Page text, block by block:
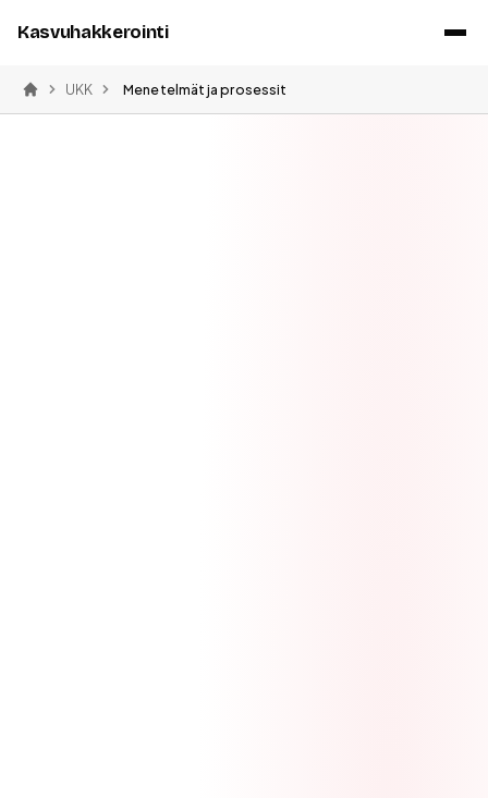
Kasvuhakkerointi
Etusivu
UKK Menetelmät ja prosessit